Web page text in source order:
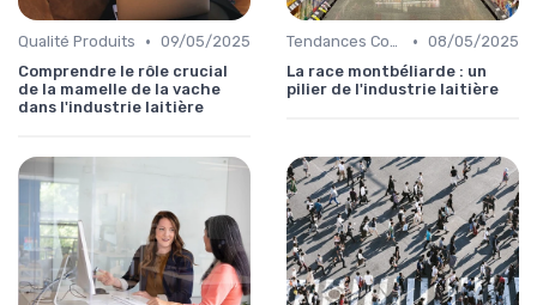
Qualité Produits • 09/05/2025
Comprendre le rôle crucial
de la mamelle de la vache
dans l'industrie laitière
Tendances Consommation • 08/05/2025
La race montbéliarde : un
pilier de l'industrie laitière